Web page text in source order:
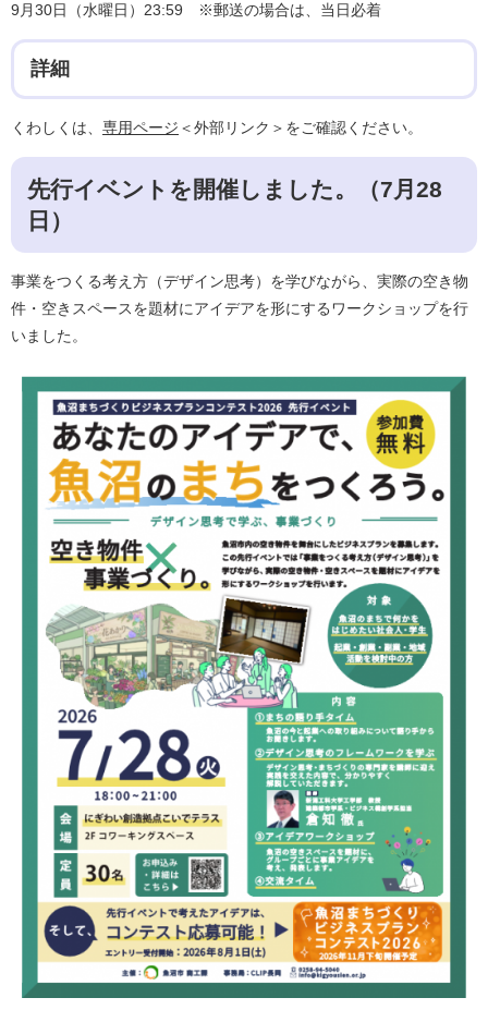
9月30日（水曜日）23:59 ※郵送の場合は、当日必着
詳細
くわしくは、 専用ページ ＜外部リンク＞ をご確認ください。
先行イベントを開催しました。（7月28
日）
事業をつくる考え方（デザイン思考）を学びながら、実際の空き物
件・空きスペースを題材にアイデアを形にするワークショップを行
いました。